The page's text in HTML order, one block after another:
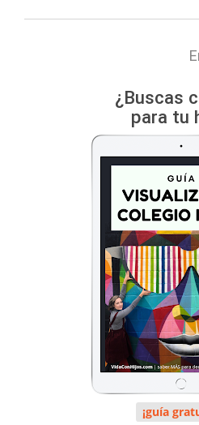
¿Buscas
para tu
¡guía